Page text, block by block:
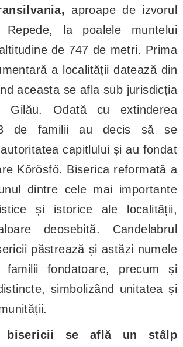
aproape de izvorul
Repede, la poalele muntelui
de 747 de metri. Prima
a localității datează din
aceasta se afla sub jurisdicția
Gilău. Odată cu extinderea
de familii au decis să se
capitlului și au fondat
Kőrösfő. Biserica reformată a
dintre cele mai importante
și istorice ale localității,
deosebită. Candelabrul
păstrează și astăzi numele
fondatoare, precum și
simbolizând unitatea și
bisericii se află un stâlp